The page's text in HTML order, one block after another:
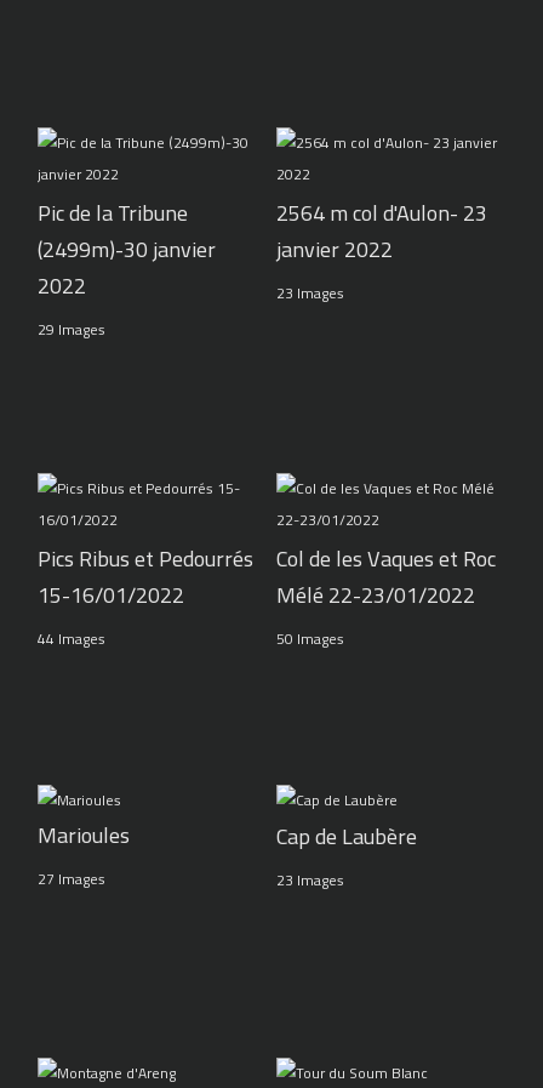
Pic de la Tribune
(2499m)-30 janvier
2022
29 Images
2564 m col d'Aulon- 23
janvier 2022
23 Images
Pics Ribus et Pedourrés
15-16/01/2022
44 Images
Col de les Vaques et Roc
Mélé 22-23/01/2022
50 Images
Marioules
27 Images
Cap de Laubère
23 Images